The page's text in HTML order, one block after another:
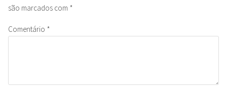
são marcados com *
Comentário *